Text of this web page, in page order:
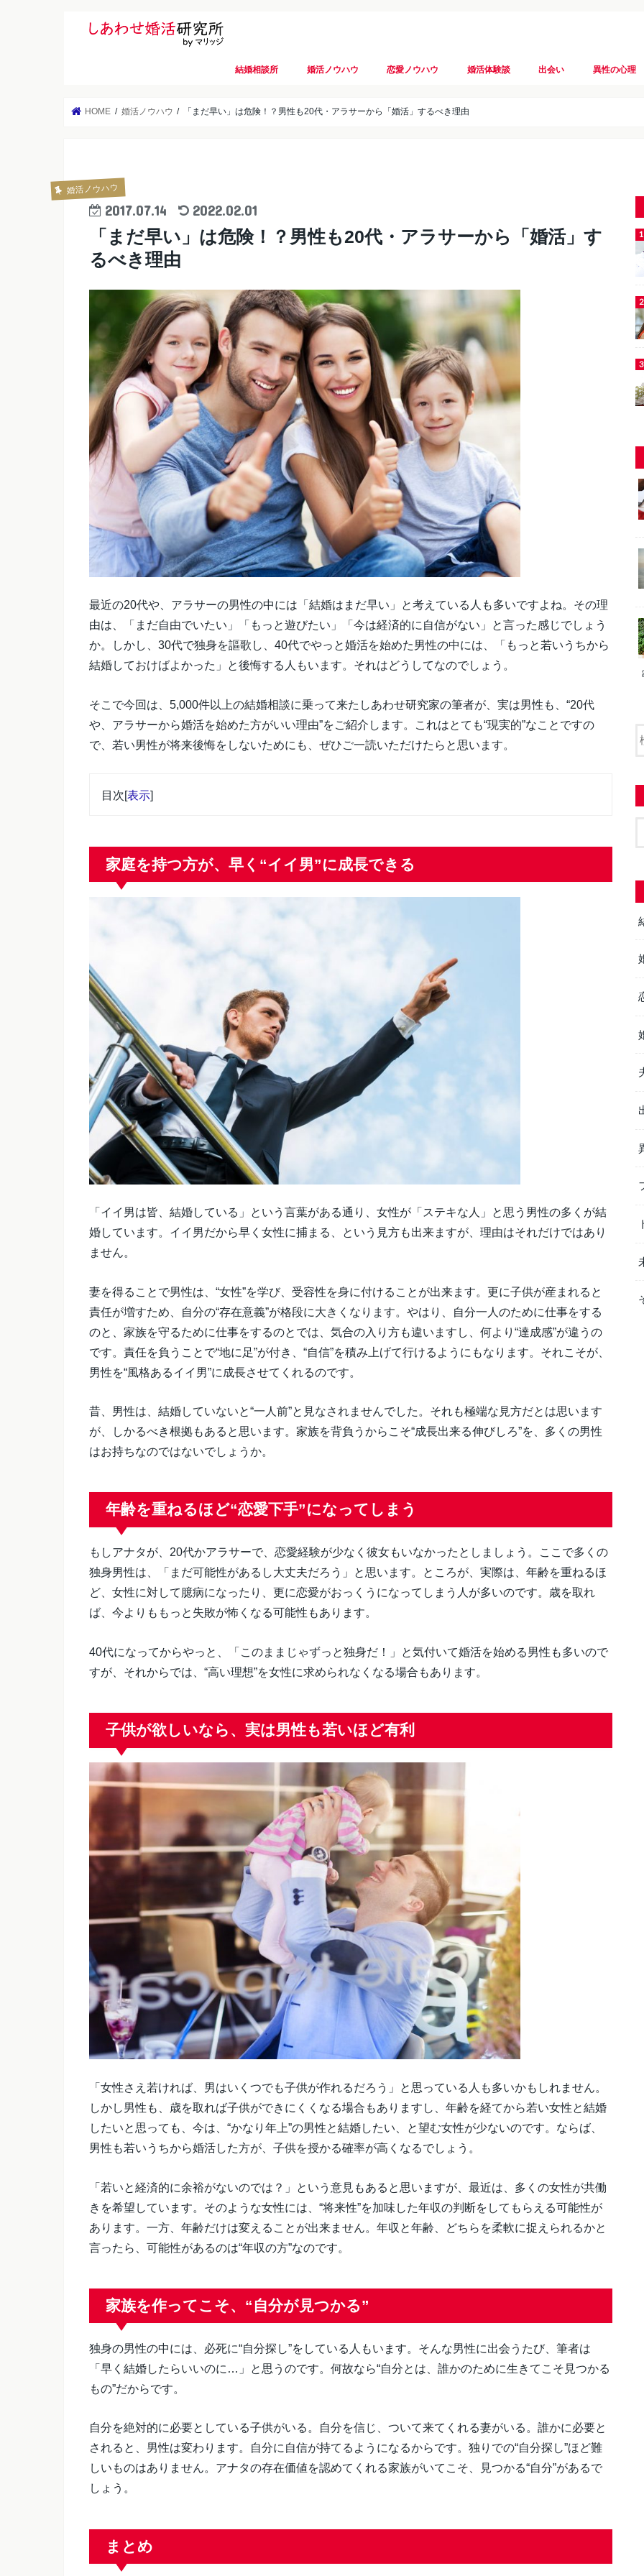
結婚相談所 婚活ノウハウ 恋愛ノウハウ 婚活体験談 出会い 異性の心理
HOME 婚活ノウハウ 「まだ早い」は危険！？男性も20代・アラサーから「婚活」するべき理由
婚活ノウハウ
2017.07.14 2022.02.01
「まだ早い」は危険！？男性も20代・アラサーから「婚活」す
るべき理由
最近の20代や、アラサーの男性の中には「結婚はまだ早い」と考えている人も多いですよね。その理
由は、「まだ自由でいたい」「もっと遊びたい」「今は経済的に自信がない」と言った感じでしょう
か。しかし、30代で独身を謳歌し、40代でやっと婚活を始めた男性の中には、「もっと若いうちから
結婚しておけばよかった」と後悔する人もいます。それはどうしてなのでしょう。
そこで今回は、5,000件以上の結婚相談に乗って来たしあわせ研究家の筆者が、実は男性も、“20代
や、アラサーから婚活を始めた方がいい理由”をご紹介します。これはとても“現実的”なことですの
で、若い男性が将来後悔をしないためにも、ぜひご一読いただけたらと思います。
目次[表示]
家庭を持つ方が、早く“イイ男”に成長できる
「イイ男は皆、結婚している」という言葉がある通り、女性が「ステキな人」と思う男性の多くが結
婚しています。イイ男だから早く女性に捕まる、という見方も出来ますが、理由はそれだけではあり
ません。
妻を得ることで男性は、“女性”を学び、受容性を身に付けることが出来ます。更に子供が産まれると
責任が増すため、自分の“存在意義”が格段に大きくなります。やはり、自分一人のために仕事をする
のと、家族を守るために仕事をするのとでは、気合の入り方も違いますし、何より“達成感”が違うの
です。責任を負うことで“地に足”が付き、“自信”を積み上げて行けるようにもなります。それこそが、
男性を“風格あるイイ男”に成長させてくれるのです。
昔、男性は、結婚していないと“一人前”と見なされませんでした。それも極端な見方だとは思います
が、しかるべき根拠もあると思います。家族を背負うからこそ“成長出来る伸びしろ”を、多くの男性
はお持ちなのではないでしょうか。
年齢を重ねるほど“恋愛下手”になってしまう
もしアナタが、20代かアラサーで、恋愛経験が少なく彼女もいなかったとしましょう。ここで多くの
独身男性は、「まだ可能性があるし大丈夫だろう」と思います。ところが、実際は、年齢を重ねるほ
ど、女性に対して臆病になったり、更に恋愛がおっくうになってしまう人が多いのです。歳を取れ
ば、今よりももっと失敗が怖くなる可能性もあります。
40代になってからやっと、「このままじゃずっと独身だ！」と気付いて婚活を始める男性も多いので
すが、それからでは、“高い理想”を女性に求められなくなる場合もあります。
子供が欲しいなら、実は男性も若いほど有利
「女性さえ若ければ、男はいくつでも子供が作れるだろう」と思っている人も多いかもしれません。
しかし男性も、歳を取れば子供ができにくくなる場合もありますし、年齢を経てから若い女性と結婚
したいと思っても、今は、“かなり年上”の男性と結婚したい、と望む女性が少ないのです。ならば、
男性も若いうちから婚活した方が、子供を授かる確率が高くなるでしょう。
「若いと経済的に余裕がないのでは？」という意見もあると思いますが、最近は、多くの女性が共働
きを希望しています。そのような女性には、“将来性”を加味した年収の判断をしてもらえる可能性が
あります。一方、年齢だけは変えることが出来ません。年収と年齢、どちらを柔軟に捉えられるかと
言ったら、可能性があるのは“年収の方”なのです。
家族を作ってこそ、“自分が見つかる”
独身の男性の中には、必死に“自分探し”をしている人もいます。そんな男性に出会うたび、筆者は
「早く結婚したらいいのに…」と思うのです。何故なら“自分とは、誰かのために生きてこそ見つかる
もの”だからです。
自分を絶対的に必要としている子供がいる。自分を信じ、ついて来てくれる妻がいる。誰かに必要と
されると、男性は変わります。自分に自信が持てるようになるからです。独りでの“自分探し”ほど難
しいものはありません。アナタの存在価値を認めてくれる家族がいてこそ、見つかる“自分”があるで
しょう。
まとめ